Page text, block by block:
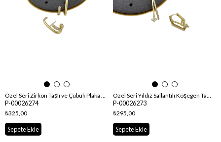
Özel Seri Zirkon Taşlı ve Çubuk Plaka Detay İkili Görünüm Küpe
P-00026274
₺325,00
Sepete Ekle
Özel Seri Yıldız Sallantılı Köşegen Tasarım Halka Küpe
P-00026273
₺295,00
Sepete Ekle